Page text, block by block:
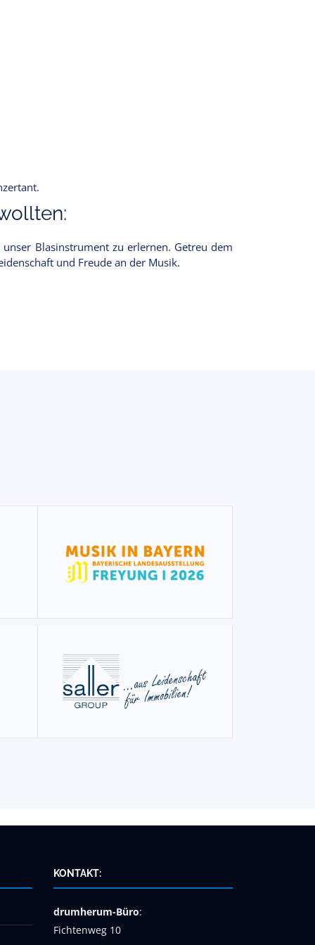
Blasinstrument zu erlernen. Getreu dem
und Freude an der Musik.
KONTAKT:
drumherum-Büro:
Fichtenweg 10